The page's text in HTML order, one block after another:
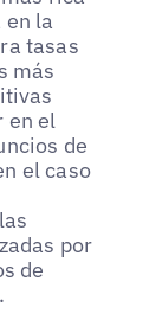
en la
tasas
más
en el
de
el caso
por
de